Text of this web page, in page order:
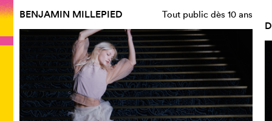
BENJAMIN MILLEPIED Tout public dès 10 ans